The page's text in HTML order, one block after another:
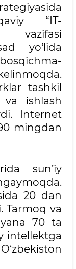
“IT-
vazifasi
yo‘lida
tashkil
ishlash
Internet
mingdan
sun’iy
20 dan
Tarmoq va
70 ta
intellektga